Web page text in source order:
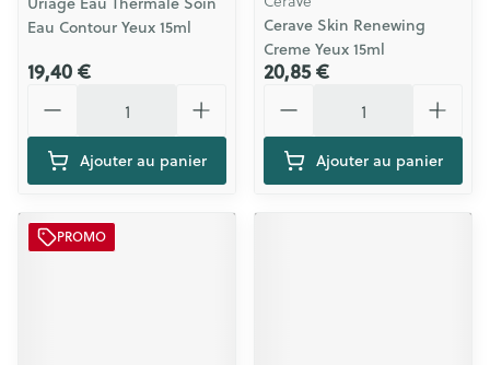
Eau Contour Yeux 15ml
19,40 €
Ajouter au panier
Cerave Skin Renewing
Creme Yeux 15ml
20,85 €
Ajouter au panier
PROMO